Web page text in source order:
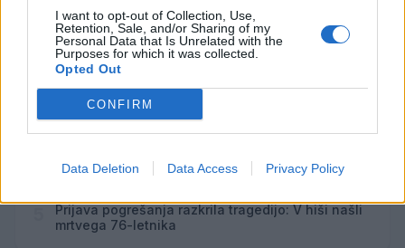
I want to opt-out of Collection, Use,
Retention, Sale, and/or Sharing of my
Personal Data that Is Unrelated with the
Purposes for which it was collected.
Opted Out
CONFIRM
Data Deletion Data Access Privacy Policy
Najbolj brano
Pretep v gostinskem lokalu v Velenju: 46-letnik
moškega udaril s steklenico in ga zabodel
2
(VIDEO) "Mislil sem, da je konec": Lastnik
velenjske picerije o padcu s padalom na
3
Na Šaleški cesti v Velenju občanka poškodovala
Prijava pogrešanja razkrila tragedijo: V hiši našli
mrtvega 76-letnika